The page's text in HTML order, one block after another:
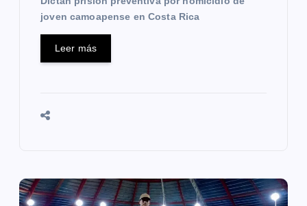
joven camoapense en Costa Rica
Leer más